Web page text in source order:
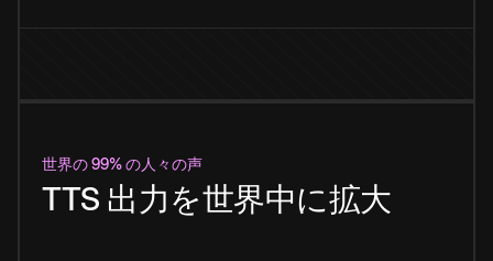
世界の 99% の人々の声
TTS 出力を世界中に拡大